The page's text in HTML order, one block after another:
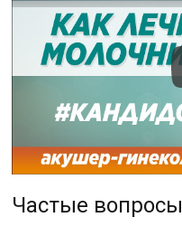
Частые вопросы